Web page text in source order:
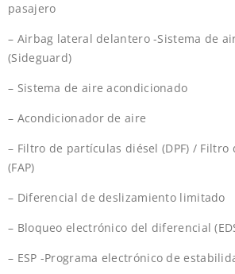
pasajero
– Airbag lateral delantero -Sistema de
(Sideguard)
– Sistema de aire acondicionado
– Acondicionador de aire
– Filtro de partículas diésel (DPF) /
(FAP)
– Diferencial de deslizamiento limitado
– Bloqueo electrónico del diferencial
– ESP -Programa electrónico de